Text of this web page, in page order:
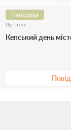
Паперова
Лу Пікок
Кепський день